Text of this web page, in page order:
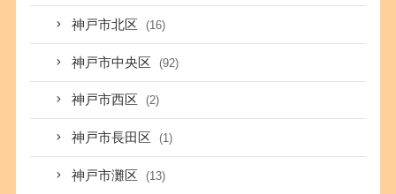
神戸市北区 (16)
神戸市中央区 (92)
神戸市西区 (2)
神戸市長田区 (1)
神戸市灘区 (13)